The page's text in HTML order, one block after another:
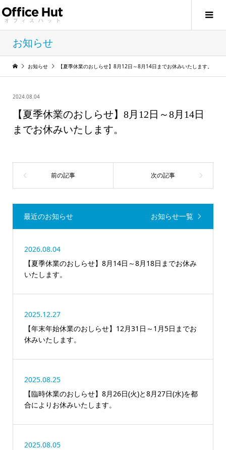
お知らせ
お知らせ 【夏季休業のおしらせ】8月12日～8月14日までお休みいたします。
2024.08.04
【夏季休業のおしらせ】8月12日～8月14日
までお休みいたします。
最近のお知らせ お知らせ一覧
2026.08.04
【夏季休業のおしらせ】8月14日～8月18日までお休み
いたします。
2025.12.27
【年末年始休業のおしらせ】12月31日～1月5日までお
休みいたします。
2025.08.25
【臨時休業のおしらせ】8月26日(火)と8月27日(水)を都
合によりお休みいたします。
2025.08.05